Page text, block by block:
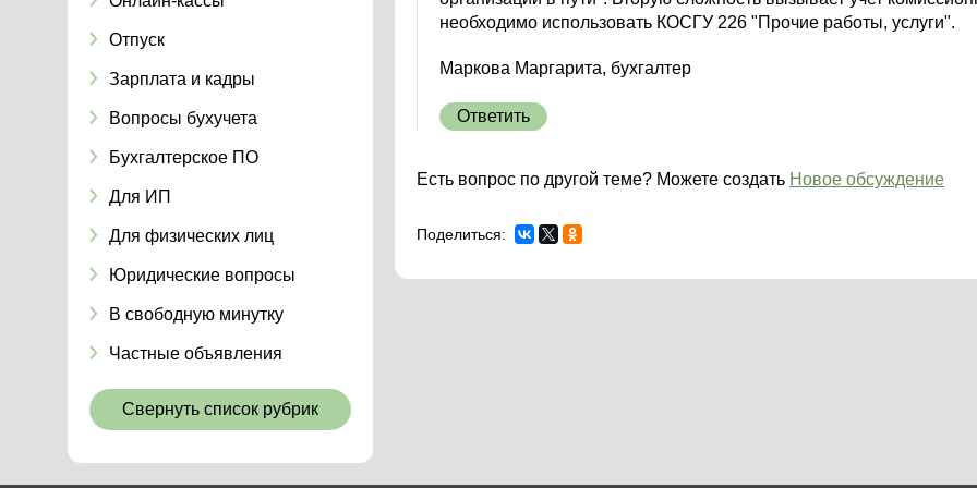
Отпуск
Зарплата и кадры
Вопросы бухучета
Бухгалтерское ПО
Для ИП
Для физических лиц
Юридические вопросы
В свободную минутку
Частные объявления
Свернуть список рубрик
необходимо использовать КОСГУ 226 "Прочие работы, услуги".
Маркова Маргарита, бухгалтер
Ответить
Есть вопрос по другой теме? Можете создать Новое обсуждение
Поделиться: